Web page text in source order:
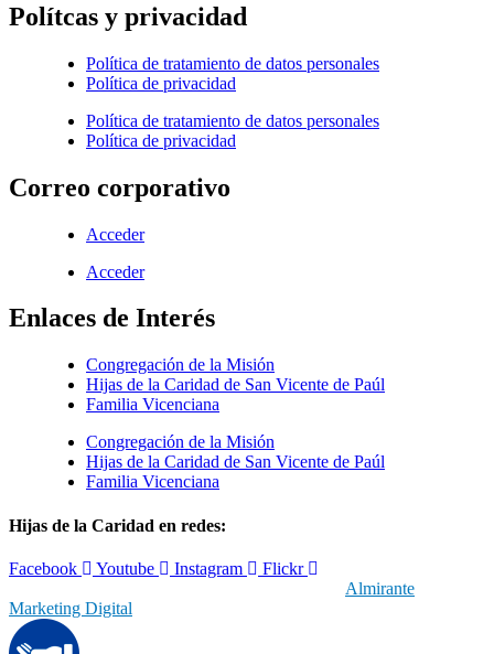
Polítcas y privacidad
Política de tratamiento de datos personales
Política de privacidad
Política de tratamiento de datos personales
Política de privacidad
Correo corporativo
Acceder
Acceder
Enlaces de Interés
Congregación de la Misión
Hijas de la Caridad de San Vicente de Paúl
Familia Vicenciana
Congregación de la Misión
Hijas de la Caridad de San Vicente de Paúl
Familia Vicenciana
Hijas de la Caridad en redes:
Facebook Youtube Instagram
Flickr
Almirante
Marketing Digital